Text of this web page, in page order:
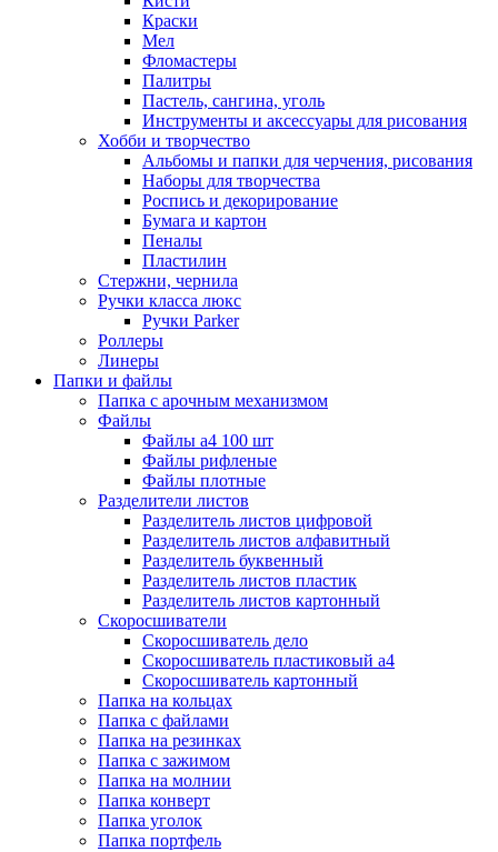
Краски
Мел
Фломастеры
Палитры
Пастель, сангина, уголь
Инструменты и аксессуары для рисования
Хобби и творчество
Альбомы и папки для черчения, рисования
Наборы для творчества
Роспись и декорирование
Бумага и картон
Пеналы
Пластилин
Стержни, чернила
Ручки класса люкс
Ручки Parker
Роллеры
Линеры
Папки и файлы
Папка с арочным механизмом
Файлы
Файлы а4 100 шт
Файлы рифленые
Файлы плотные
Разделители листов
Разделитель листов цифровой
Разделитель листов алфавитный
Разделитель буквенный
Разделитель листов пластик
Разделитель листов картонный
Скоросшиватели
Скоросшиватель дело
Скоросшиватель пластиковый а4
Скоросшиватель картонный
Папка на кольцах
Папка с файлами
Папка на резинках
Папка с зажимом
Папка на молнии
Папка конверт
Папка уголок
Папка портфель